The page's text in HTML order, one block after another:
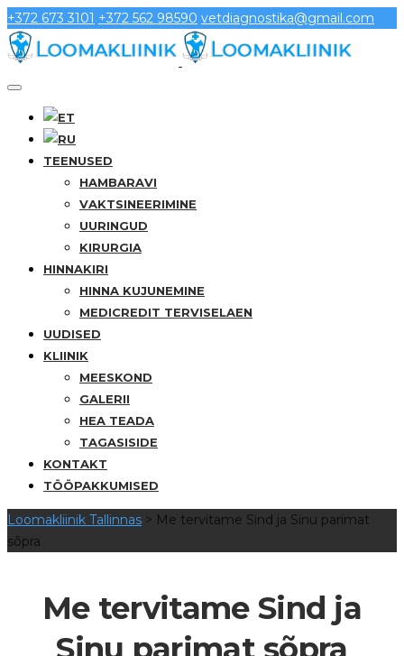
+372 673 3101 +372 562 98590 vetdiagnostika@gmail.com
TEENUSED
HAMBARAVI
VAKTSINEERIMINE
UURINGUD
KIRURGIA
HINNAKIRI
HINNA KUJUNEMINE
MEDICREDIT TERVISELAEN
UUDISED
KLIINIK
MEESKOND
GALERII
HEA TEADA
TAGASISIDE
KONTAKT
TÖÖPAKKUMISED
Loomakliinik Tallinnas > Me tervitame Sind ja Sinu parimat
sõpra
Me tervitame Sind ja
Sinu parimat sõpra